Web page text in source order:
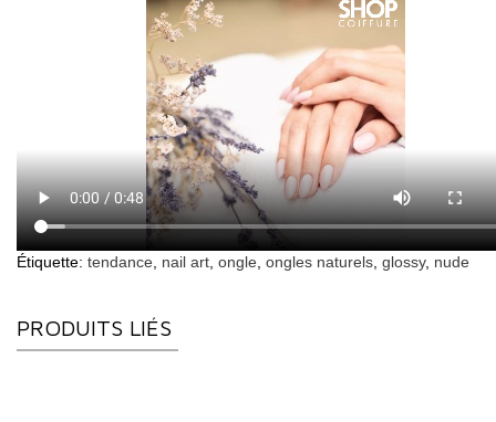
Étiquette: tendance nail art ongle ongles naturels glossy, nude
PRODUITS LIÉS